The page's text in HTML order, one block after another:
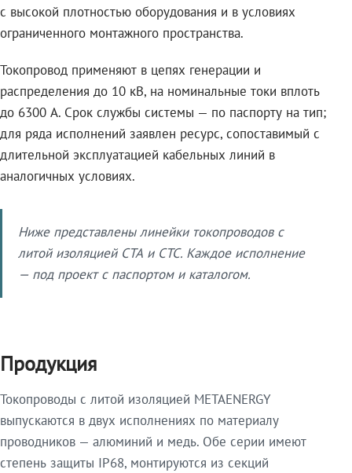
с высокой плотностью оборудования и в условиях
ограниченного монтажного пространства.
Токопровод применяют в цепях генерации и
распределения до 10 кВ, на номинальные токи вплоть
до 6300 А. Срок службы системы — по паспорту на тип;
для ряда исполнений заявлен ресурс, сопоставимый с
длительной эксплуатацией кабельных линий в
аналогичных условиях.
Ниже представлены линейки токопроводов с
литой изоляцией СТА и СТС. Каждое исполнение
— под проект с паспортом и каталогом.
Продукция
Токопроводы с литой изоляцией METAENERGY
выпускаются в двух исполнениях по материалу
проводников — алюминий и медь. Обе серии имеют
степень защиты IP68, монтируются из секций